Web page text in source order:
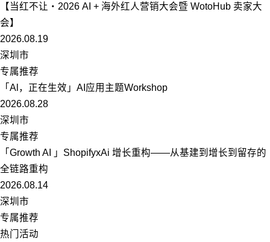
【当红不让・2026 AI + 海外红人营销大会暨 WotoHub 卖家大
会】
2026.08.19
深圳市
专属推荐
「Al，正在生效」AI应用主题Workshop
2026.08.28
深圳市
专属推荐
「Growth AI 」ShopifyxAi 增长重构——从基建到增长到留存的
全链路重构
2026.08.14
深圳市
专属推荐
热门活动